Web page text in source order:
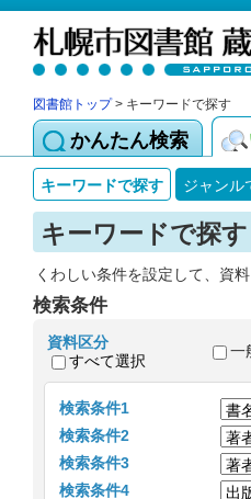
図書館トップ> キーワードで探す
かんたん検索
キーワードで探す ジャンル
キーワードで探す
くわしい条件を設定して、資
検索条件
資料区分
すべて選択
一
検索条件1
検索条件2
検索条件3
検索条件4